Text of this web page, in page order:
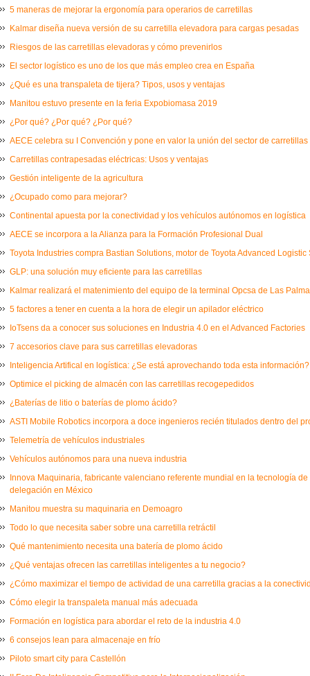
5 maneras de mejorar la ergonomía para operarios de carretillas
Kalmar diseña nueva versión de su carretilla elevadora para cargas pesadas
Riesgos de las carretillas elevadoras y cómo prevenirlos
El sector logístico es uno de los que más empleo crea en España
¿Qué es una transpaleta de tijera? Tipos, usos y ventajas
Manitou estuvo presente en la feria Expobiomasa 2019
¿Por qué? ¿Por qué? ¿Por qué?
AECE celebra su I Convención y pone en valor la unión del sector de carretillas
Carretillas contrapesadas eléctricas: Usos y ventajas
Gestión inteligente de la agricultura
¿Ocupado como para mejorar?
Continental apuesta por la conectividad y los vehículos autónomos en logística
AECE se incorpora a la Alianza para la Formación Profesional Dual
Toyota Industries compra Bastian Solutions, motor de Toyota Advanced Logistic
GLP: una solución muy eficiente para las carretillas
Kalmar realizará el matenimiento del equipo de la terminal Opcsa de Las
5 factores a tener en cuenta a la hora de elegir un apilador eléctrico
IoTsens da a conocer sus soluciones en Industria 4.0 en el Advanced Factories
7 accesorios clave para sus carretillas elevadoras
Inteligencia Artifical en logística: ¿Se está aprovechando toda esta información?
Optimice el picking de almacén con las carretillas recogepedidos
¿Baterías de litio o baterías de plomo ácido?
ASTI Mobile Robotics incorpora a doce ingenieros recién titulados dentro del
Telemetría de vehículos industriales
Vehículos autónomos para una nueva industria
Innova Maquinaria, fabricante valenciano referente mundial en la tecnología
delegación en México
Manitou muestra su maquinaria en Demoagro
Todo lo que necesita saber sobre una carretilla retráctil
Qué mantenimiento necesita una batería de plomo ácido
¿Qué ventajas ofrecen las carretillas inteligentes a tu negocio?
¿Cómo maximizar el tiempo de actividad de una carretilla gracias a la
Cómo elegir la transpaleta manual más adecuada
Formación en logística para abordar el reto de la industria 4.0
6 consejos lean para almacenaje en frío
Piloto smart city para Castellón